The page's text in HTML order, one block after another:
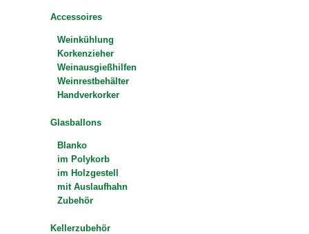
Accessoires
Weinkühlung
Korkenzieher
Weinausgießhilfen
Weinrestbehälter
Handverkorker
Glasballons
Blanko
im Polykorb
im Holzgestell
mit Auslaufhahn
Zubehör
Kellerzubehör